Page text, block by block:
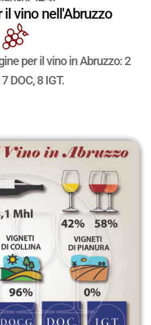
vino nell'Abruzzo
per il vino in Abruzzo: 2
DOC, 8 IGT.